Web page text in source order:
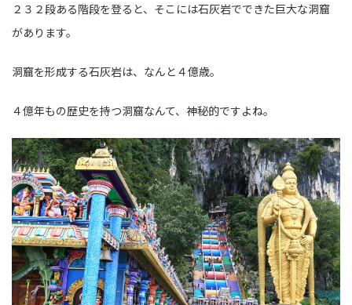
２３２段ある階段を登ると、そこには石灰岩でできた巨大な洞窟
があります。
洞窟を形成する石灰岩は、なんと４億歳。
４億年もの歴史を持つ洞窟なんて、神秘的ですよね。